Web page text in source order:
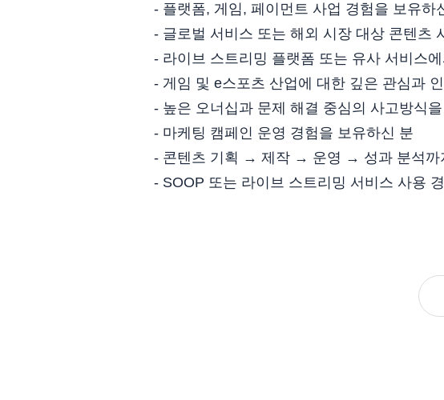
- 플랫폼, 게임, 페이먼트 사업 경험을 보유하
- 글로벌 서비스 또는 해외 시장 대상 콘텐츠
- 라이브 스트리밍 플랫폼 또는 유사 서비스
- 게임 및 e스포츠 산업에 대한 깊은 관심과
- 높은 오너십과 문제 해결 중심의 사고방식
- 마케팅 캠페인 운영 경험을 보유하신 분
- 콘텐츠 기획 → 제작 → 운영 → 성과 분석까
- SOOP 또는 라이브 스트리밍 서비스 사용